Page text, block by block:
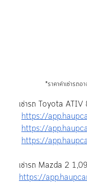
*ราคาค่าเช่ารถ
เช่ารถ Toyota
https://
https://
https://
เช่ารถ Mazda 2
https://